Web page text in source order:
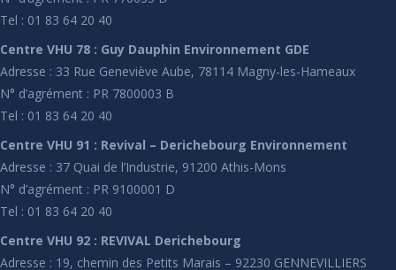
Tel : 01 83 64 20 40
Centre VHU 78 : Guy Dauphin Environnement GDE
Adresse : 33 Rue Geneviève Aube, 78114 Magny-les-Hameaux
N° d’agrément : PR 7800003 B
Tel : 01 83 64 20 40
Centre VHU 91 : Revival – Derichebourg Environnement
Adresse : 37 Quai de l’Industrie, 91200 Athis-Mons
N° d’agrément : PR 9100001 D
Tel : 01 83 64 20 40
Centre VHU 92 : REVIVAL Derichebourg
Adresse : 19, chemin des Petits Marais – 92230 GENNEVILLIERS